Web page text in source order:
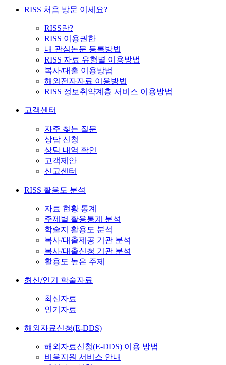
RISS 처음 방문 이세요?
RISS란?
RISS 이용권한
내 관심논문 등록방법
RISS 자료 유형별 이용방법
복사/대출 이용방법
해외전자자료 이용방법
RISS 정보취약계층 서비스 이용방법
고객센터
자주 찾는 질문
상담 신청
상담 내역 확인
고객제안
신고센터
RISS 활용도 분석
자료 현황 통계
주제별 활용통계 분석
학술지 활용도 분석
복사/대출제공 기관 분석
복사/대출신청 기관 분석
활용도 높은 주제
최신/인기 학술자료
최신자료
인기자료
해외자료신청(E-DDS)
해외자료신청(E-DDS) 이용 방법
비용지원 서비스 안내